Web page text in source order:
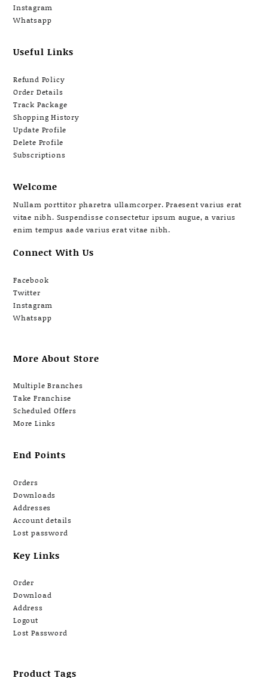
Instagram
Whatsapp
Useful Links
Refund Policy
Order Details
Track Package
Shopping History
Update Profile
Delete Profile
Subscriptions
Welcome
Nullam porttitor pharetra ullamcorper. Praesent varius erat
vitae nibh. Suspendisse consectetur ipsum augue, a varius
enim tempus aade varius erat vitae nibh.
Connect With Us
Facebook
Twitter
Instagram
Whatsapp
More About Store
Multiple Branches
Take Franchise
Scheduled Offers
More Links
End Points
Orders
Downloads
Addresses
Account details
Lost password
Key Links
Order
Download
Address
Logout
Lost Password
Product Tags